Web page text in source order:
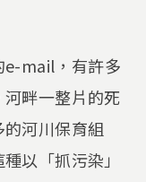
e-mail，有許多
畔一整片的死
河川保育組
以「抓污染」